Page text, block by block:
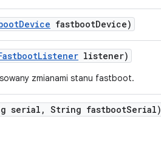
Device fastbootDevice)
Listener listener)
zmianami stanu fastboot.
serial , String fastbootSerial)